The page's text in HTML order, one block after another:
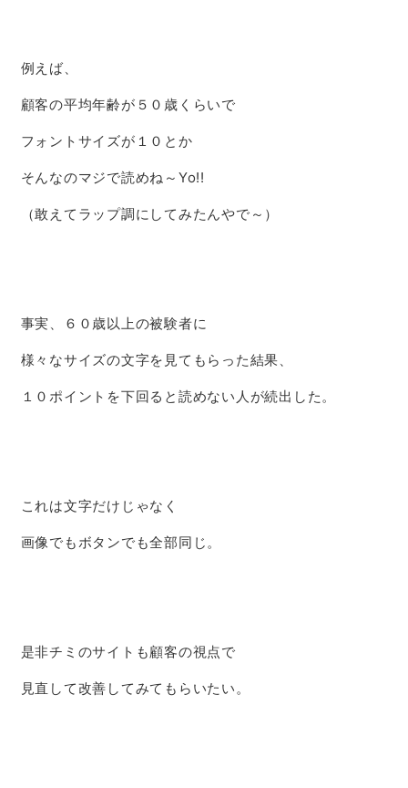
例えば、
顧客の平均年齢が５０歳くらいで
フォントサイズが１０とか
そんなのマジで読めね～Yo!!
（敢えてラップ調にしてみたんやで～）
事実、６０歳以上の被験者に
様々なサイズの文字を見てもらった結果、
１０ポイントを下回ると読めない人が続出した。
これは文字だけじゃなく
画像でもボタンでも全部同じ。
是非チミのサイトも顧客の視点で
見直して改善してみてもらいたい。